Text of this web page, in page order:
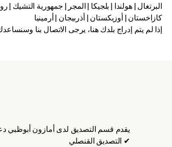
البرتغال | هولندا | بلجيكا | المجر | جمهورية التشيك |
كازاخستان | أوزبكستان | أذربيجان | أرمينيا
إذا لم يتم إدراج بلدك هنا، يرجى الاتصال بنا
يقدم قسم التصديق لدى أمازون أبوظبي
✔ التصديق القنصلي